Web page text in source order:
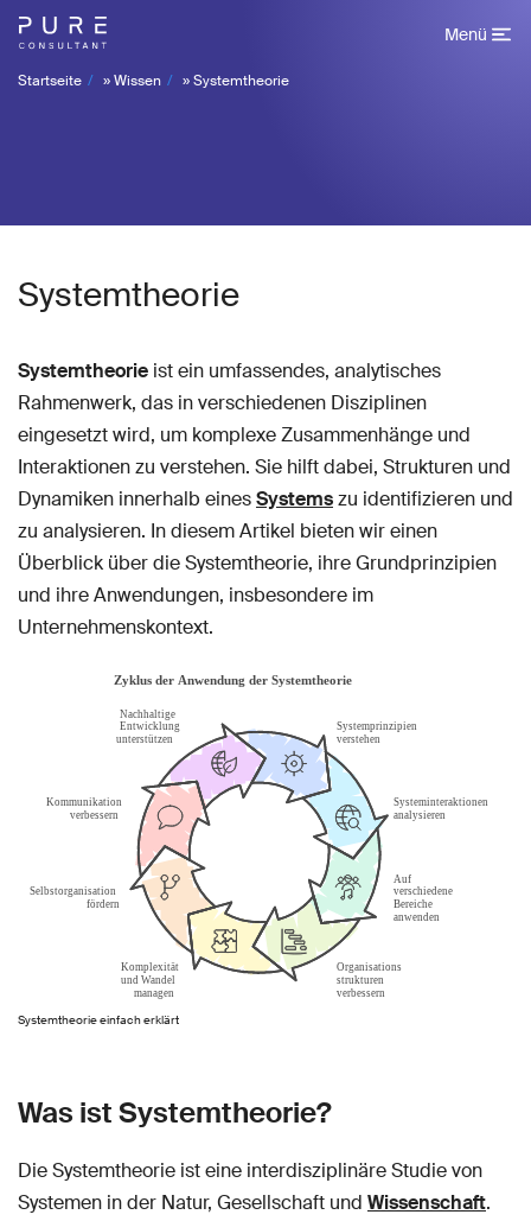
Menü
Startseite »Wissen »Systemtheorie
Systemtheorie
Systemtheorie ist ein umfassendes, analytisches
Rahmenwerk, das in verschiedenen Disziplinen
eingesetzt wird, um komplexe Zusammenhänge und
Interaktionen zu verstehen. Sie hilft dabei, Strukturen und
Dynamiken innerhalb einesSystemszu identifizieren und
zu analysieren. In diesem Artikel bieten wir einen
Überblick über die Systemtheorie, ihre Grundprinzipien
und ihre Anwendungen, insbesondere im
Unternehmenskontext.
Systemtheorie einfach erklärt
Was ist Systemtheorie?
Die Systemtheorie ist eine interdisziplinäre Studie von
Systemen in der Natur, Gesellschaft und Wissenschaft.